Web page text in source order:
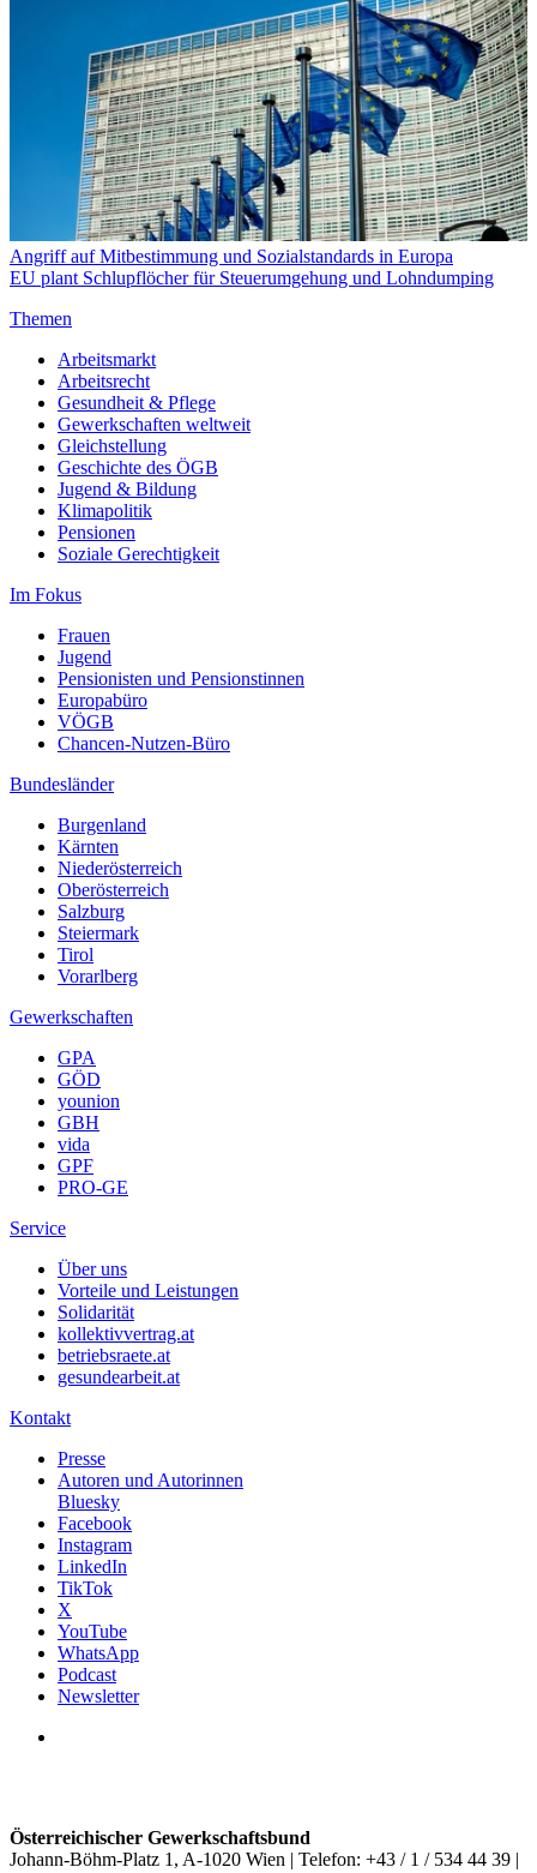
Angriff auf Mitbestimmung und Sozialstandards in Europa
EU plant Schlupflöcher für Steuerumgehung und Lohndumping
Themen
Arbeitsmarkt
Arbeitsrecht
Gesundheit & Pflege
Gewerkschaften weltweit
Gleichstellung
Geschichte des ÖGB
Jugend & Bildung
Klimapolitik
Pensionen
Soziale Gerechtigkeit
Im Fokus
Frauen
Jugend
Pensionisten und Pensionstinnen
Europabüro
VÖGB
Chancen-Nutzen-Büro
Bundesländer
Burgenland
Kärnten
Niederösterreich
Oberösterreich
Salzburg
Steiermark
Tirol
Vorarlberg
Gewerkschaften
GPA
GÖD
younion
GBH
vida
GPF
PRO-GE
Service
Über uns
Vorteile und Leistungen
Solidarität
kollektivvertrag.at
betriebsraete.at
gesundearbeit.at
Kontakt
Presse
Autoren und Autorinnen
Bluesky
Facebook
Instagram
LinkedIn
TikTok
X
YouTube
WhatsApp
Podcast
Newsletter
Österreichischer Gewerkschaftsbund
Johann-Böhm-Platz 1, A-1020 Wien | Telefon: +43 / 1 / 534 44 39 |